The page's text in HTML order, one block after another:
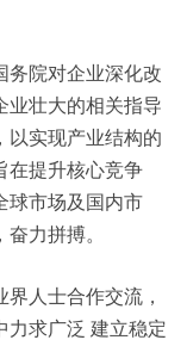
务院对企业深化改
业壮大的相关指导
以实现产业结构的
在提升核心竞争
球市场及国内市
力拼搏。
人士合作交流，
力求广泛 建立稳定